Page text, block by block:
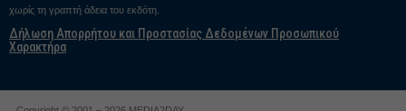
χωρίς τη γραπτή άδεια του εκδότη.
Δήλωση Απορρήτου και Προστασίας Δεδομένων Προσωπικού
Χαρακτήρα